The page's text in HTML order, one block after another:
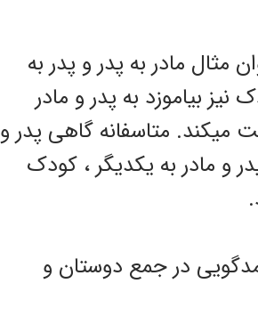
مثال مادر به پدر و پدر به
نیز بیاموزد به پدر و مادر
میکند. متاسفانه گاهی پدر و
و مادر به یکدیگر ، کودک
در جمع دوستان و